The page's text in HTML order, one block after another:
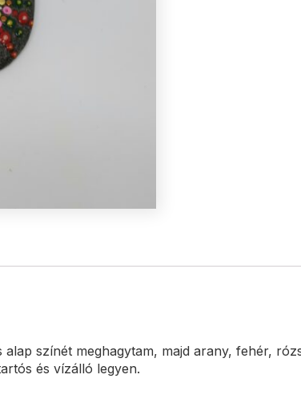
színét meghagytam, majd arany, fehér,
és vízálló legyen.